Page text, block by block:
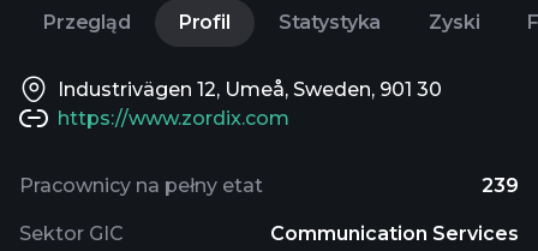
Przegląd Profil Statystyka Zyski
Industrivägen 12, Umeå, Sweden, 901 30
https://www.zordix.com
Pracownicy na pełny etat 239
Sektor GIC Communication Services